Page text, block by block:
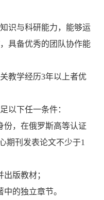
识与科研能力，能够运
具备优秀的团队协作能
教学经历3年以上者优
以下任一条件：
份，在俄罗斯高等认证
期刊发表论文不少于1
版教材；
的独立章节。